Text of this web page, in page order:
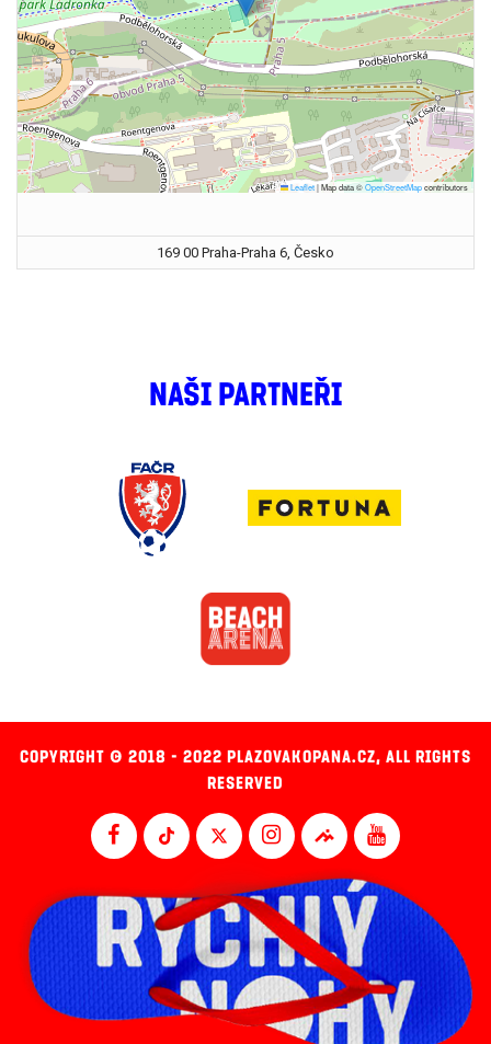
Leaflet|Map data ©OpenStreetMapcontributors
169 00 Praha-Praha 6, Česko
NAŠI PARTNEŘI
COPYRIGHT © 2018 - 2022 PLAZOVAKOPANA.CZ, ALL RIGHTS
RESERVED